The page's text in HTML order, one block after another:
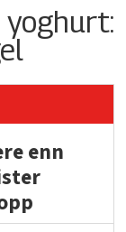
yoghurt:
enn